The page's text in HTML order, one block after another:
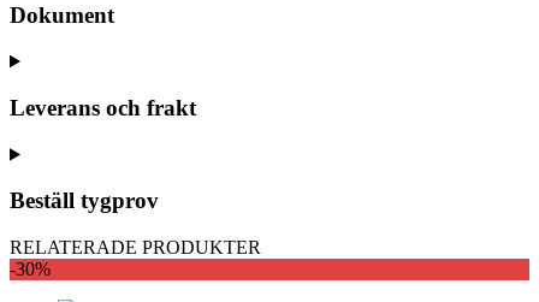
Dokument
Leverans och frakt
Beställ tygprov
RELATERADE PRODUKTER
-30%